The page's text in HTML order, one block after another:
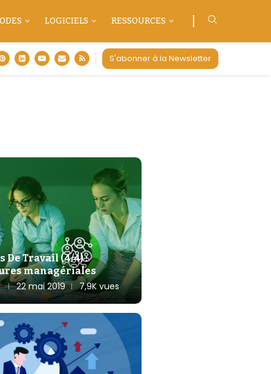
LOGICIELS RESSOURCES
S'abonner à la Newsletter
Travail (4/4) :
managériales
22 mai 2019 7,9K vues